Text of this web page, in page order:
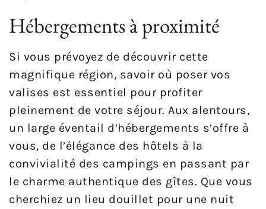
Hébergements à proximité
Si vous prévoyez de découvrir cette
magnifique région, savoir où poser vos
valises est essentiel pour profiter
pleinement de votre séjour. Aux alentours,
un large éventail d’hébergements s’offre à
vous, de l’élégance des hôtels à la
convivialité des campings en passant par
le charme authentique des gîtes. Que vous
cherchiez un lieu douillet pour une nuit